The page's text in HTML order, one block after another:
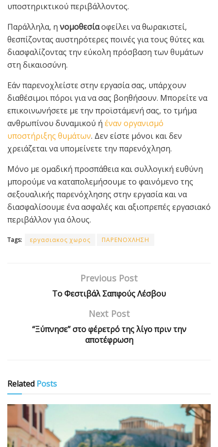
υποστηρικτικού περιβάλλοντος.
Παράλληλα, η νομοθεσίαοφείλει να θωρακιστεί,
θεσπίζοντας αυστηρότερες ποινές για τους θύτες και
διασφαλίζοντας την εύκολη πρόσβαση των θυμάτων
στη δικαιοσύνη.
Εάν παρενοχλείστε στην εργασία σας, υπάρχουν
διαθέσιμοι πόροι για να σας βοηθήσουν. Μπορείτε να
επικοινωνήσετε με την προϊστάμενή σας, το τμήμα
ανθρωπίνου δυναμικού ή έναν οργανισμό
υποστήριξης θυμάτων. Δεν είστε μόνοι και δεν
χρειάζεται να υπομείνετε την παρενόχληση.
Μόνο με ομαδική προσπάθεια και συλλογική ευθύνη
μπορούμε να καταπολεμήσουμε το φαινόμενο της
σεξουαλικής παρενόχλησης στην εργασία και να
διασφαλίσουμε ένα ασφαλές και αξιοπρεπές εργασιακό
περιβάλλον για όλους.
Tags: εργασιακος χωρος ΠΑΡΕΝΟΧΛΗΣΗ
Previous Post
Το Φεστιβάλ Σαπφούς Λέσβου
Next Post
“Ξύπνησε” στο φέρετρό της λίγο πριν την
αποτέφρωση
Related Posts